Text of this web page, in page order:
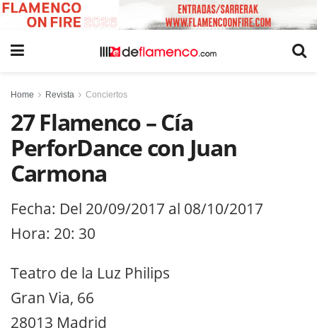
Home Revista Conciertos
27 Flamenco – Cía
PerforDance con Juan
Carmona
Fecha: Del 20/09/2017 al 08/10/2017
Hora: 20: 30
Teatro de la Luz Philips
Gran Via, 66
28013 Madrid